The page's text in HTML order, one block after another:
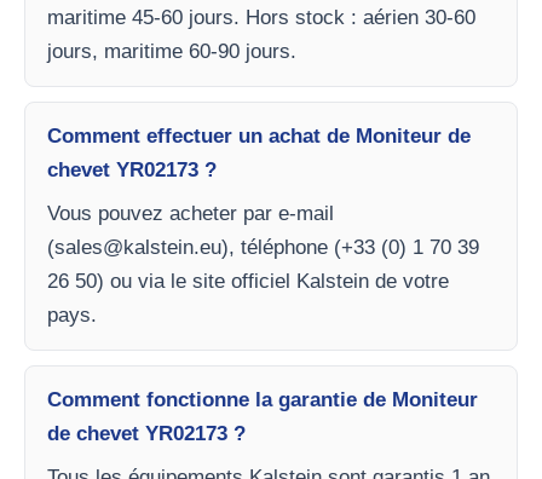
maritime 45-60 jours. Hors stock : aérien 30-60
jours, maritime 60-90 jours.
Comment effectuer un achat de Moniteur de
chevet YR02173 ?
Vous pouvez acheter par e-mail
(sales@kalstein.eu), téléphone (+33 (0) 1 70 39
26 50) ou via le site officiel Kalstein de votre
pays.
Comment fonctionne la garantie de Moniteur
de chevet YR02173 ?